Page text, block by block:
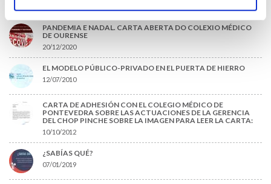
PANDEMIA E NADAL. CARTA ABERTA DO COLEXIO MÉDICO
DE OURENSE
20/12/2020
EL MODELO PÚBLICO-PRIVADO EN EL PUERTA DE HIERRO
12/07/2010
CARTA DE ADHESIÓN CON EL COLEGIO MÉDICO DE
PONTEVEDRA SOBRE LAS ACTUACIONES DE LA GERENCIA
DEL CHOP PINCHE SOBRE LA IMAGEN PARA LEER LA CARTA:
10/10/2012
¿SABÍAS QUÉ?
07/01/2019